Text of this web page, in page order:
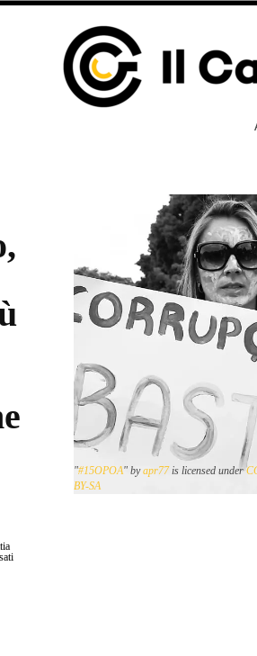
"#15OPOA" byapr77is licensed under
BY-SA